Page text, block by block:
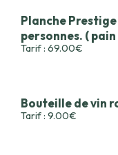
Planche
personnes. (
Tarif : 69.00€
Bouteille de vin
Tarif : 9.00€